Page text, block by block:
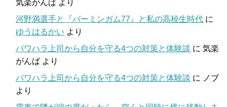
気楽がんば より
河野満選手と『バーミンガム77』と私の高校生時代 に
ゆうはるかい より
パワハラ上司から自分を守る4つの対策と体験談 に 気楽
がんば より
パワハラ上司から自分を守る4つの対策と体験談 に ノブ
より